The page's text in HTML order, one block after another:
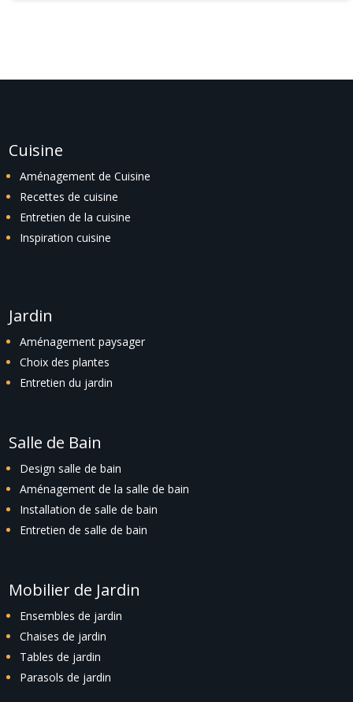
Cuisine
Aménagement de Cuisine
Recettes de cuisine
Entretien de la cuisine
Inspiration cuisine
Jardin
Aménagement paysager
Choix des plantes
Entretien du jardin
Salle de Bain
Design salle de bain
Aménagement de la salle de bain
Installation de salle de bain
Entretien de salle de bain
Mobilier de Jardin
Ensembles de jardin
Chaises de jardin
Tables de jardin
Parasols de jardin